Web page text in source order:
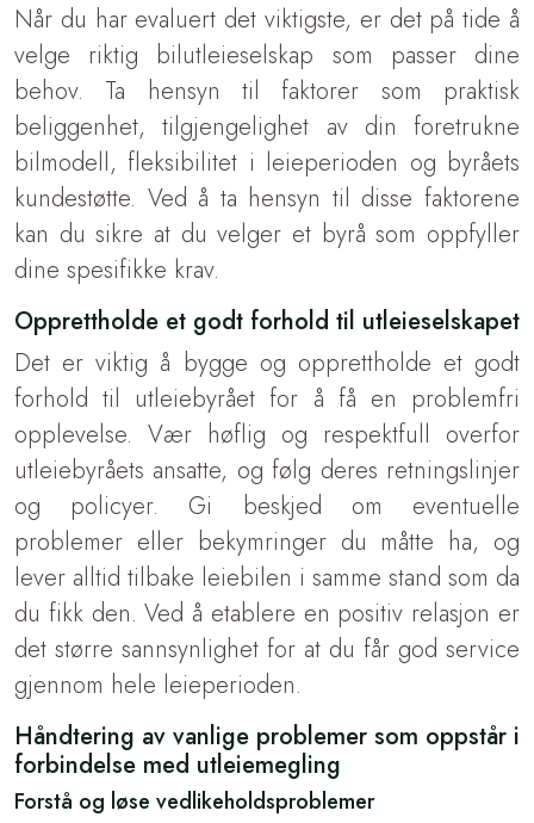
Når du har evaluert det viktigste, er det på tide å
velge riktig bilutleieselskap som passer dine
behov. Ta hensyn til faktorer som praktisk
beliggenhet, tilgjengelighet av din foretrukne
bilmodell, fleksibilitet i leieperioden og byråets
kundestøtte. Ved å ta hensyn til disse faktorene
kan du sikre at du velger et byrå som oppfyller
dine spesifikke krav.
Opprettholde et godt forhold til utleieselskapet
Det er viktig å bygge og opprettholde et godt
forhold til utleiebyrået for å få en problemfri
opplevelse. Vær høflig og respektfull overfor
utleiebyråets ansatte, og følg deres retningslinjer
og policyer. Gi beskjed om eventuelle
problemer eller bekymringer du måtte ha, og
lever alltid tilbake leiebilen i samme stand som da
du fikk den. Ved å etablere en positiv relasjon er
det større sannsynlighet for at du får god service
gjennom hele leieperioden.
Håndtering av vanlige problemer som oppstår i
forbindelse med utleiemegling
Forstå og løse vedlikeholdsproblemer